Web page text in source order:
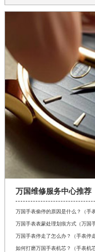
万国维修服务中心推荐
万国手表偷停的原因是什么？（手
万国手表表蒙处理划痕方式（万国
万国手表停走了怎么办？（手表停
如何打磨万国手表机芯？（手表机